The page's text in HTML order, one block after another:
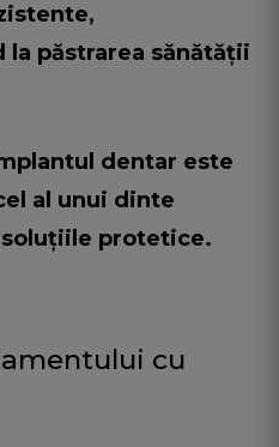
păstrarea sănătății
dentar este
al unui dinte
protetice.
cu